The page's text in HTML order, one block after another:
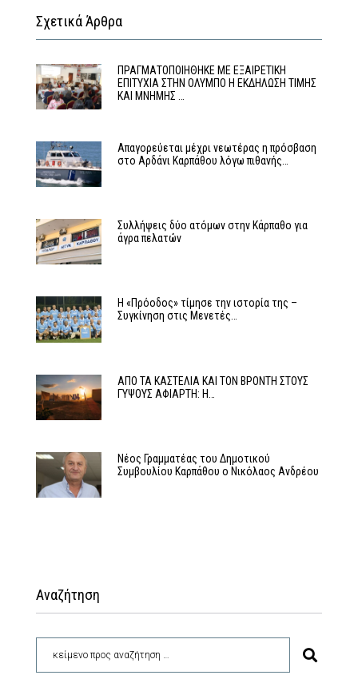
Σχετικά Άρθρα
ΠΡΑΓΜΑΤΟΠΟΙΗΘΗΚΕ ΜΕ ΕΞΑΙΡΕΤΙΚΗ
ΕΠΙΤΥΧΙΑ ΣΤΗΝ ΟΛΥΜΠΟ Η ΕΚΔΗΛΩΣΗ ΤΙΜΗΣ
ΚΑΙ ΜΝΗΜΗΣ …
Απαγορεύεται μέχρι νεωτέρας η πρόσβαση
στο Αρδάνι Καρπάθου λόγω πιθανής…
Συλλήψεις δύο ατόμων στην Κάρπαθο για
άγρα πελατών
Η «Πρόοδος» τίμησε την ιστορία της –
Συγκίνηση στις Μενετές…
ΑΠΟ ΤΑ ΚΑΣΤΕΛΙΑ ΚΑΙ ΤΟΝ ΒΡΟΝΤΗ ΣΤΟΥΣ
ΓΥΨΟΥΣ ΑΦΙΑΡΤΗ: Η…
Νέος Γραμματέας του Δημοτικού
Συμβουλίου Καρπάθου ο Νικόλαος Ανδρέου
Αναζήτηση